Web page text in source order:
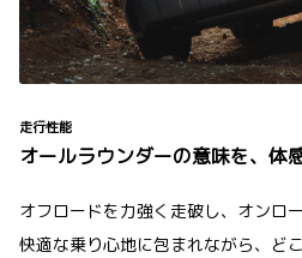
走行性能
オールラウンダーの意味を、体
オフロードを力強く走破し、オンロ
快適な乗り心地に包まれながら、どこ